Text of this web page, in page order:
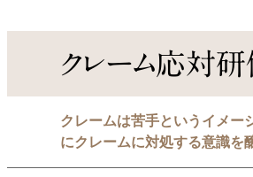
クレーム応対
クレームは苦手というイメー
にクレームに対処する意識を